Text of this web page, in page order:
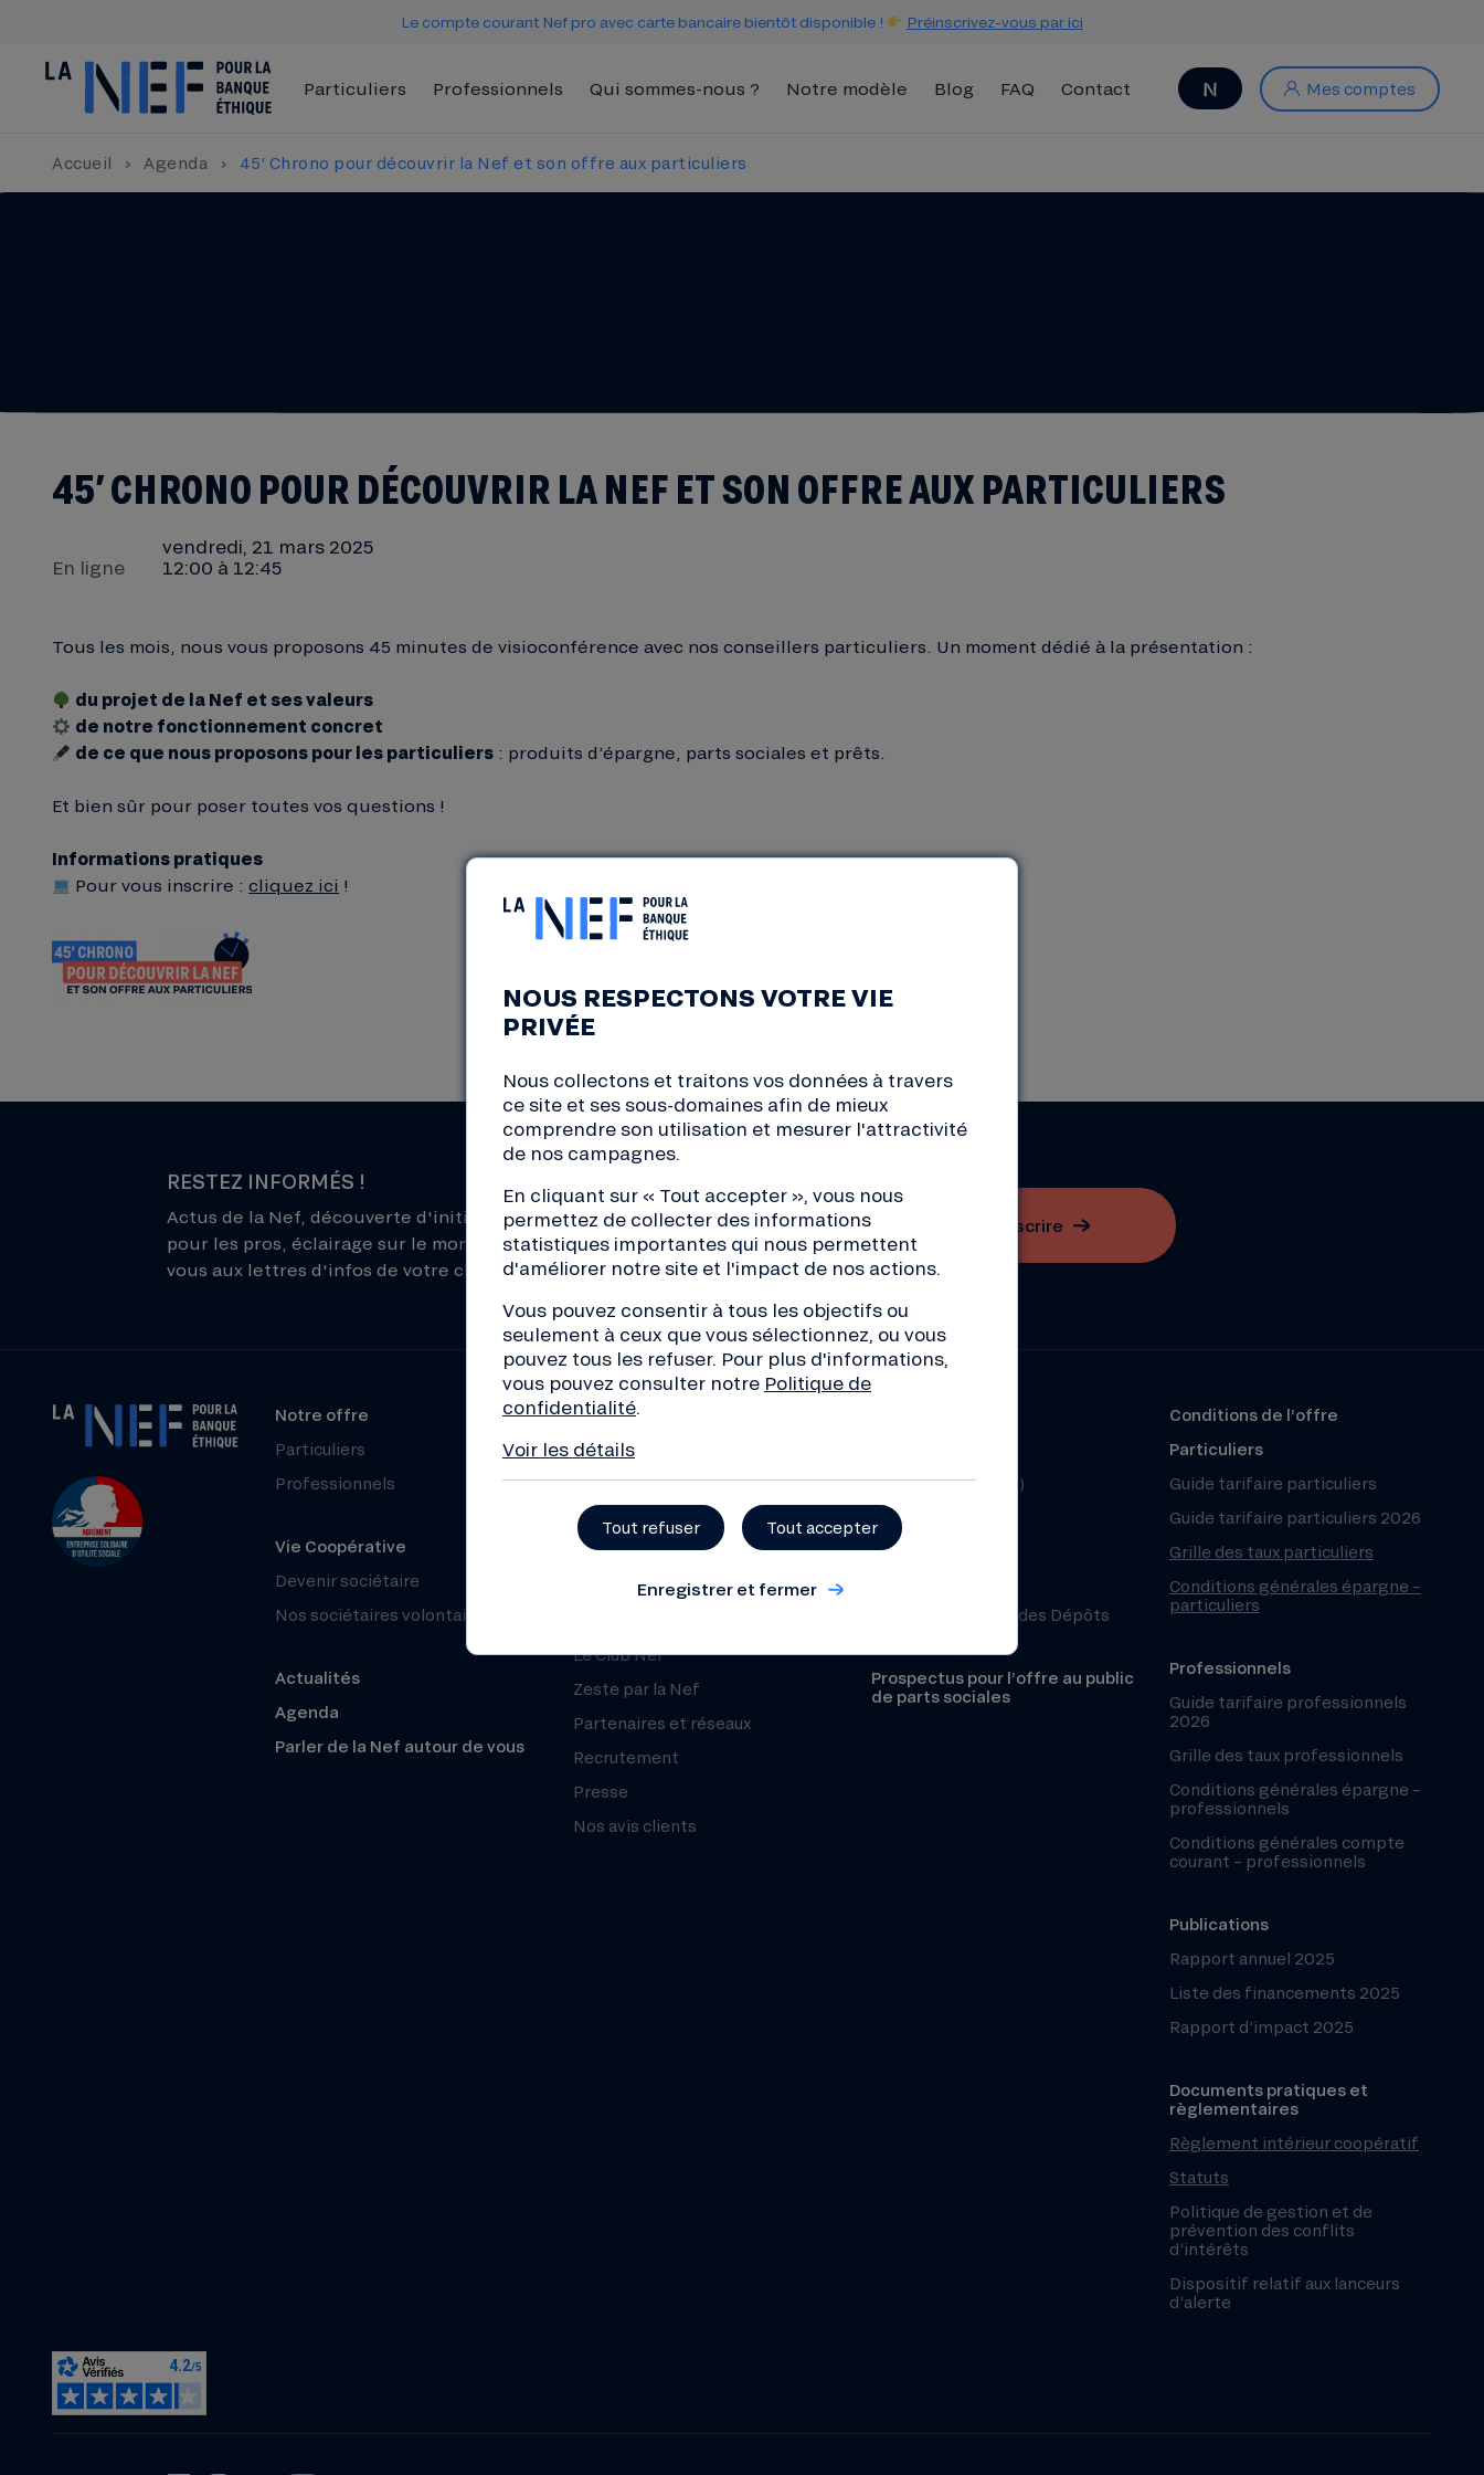
Le compte courant Nef pro avec carte bancaire bientôt disponible ! Préinscrivez-vous par ici
Mes comptes
Particuliers Professionnels Qui sommes-nous ? Notre modèle Blog FAQ Contact
Accueil › Agenda › 45′ Chrono pour découvrir la Nef et son offre aux particuliers
45′ CHRONO POUR DÉCOUVRIR LA NEF ET SON OFFRE AUX PARTICULIERS
En ligne
vendredi, 21 mars 2025
12:00 à 12:45
Tous les mois, nous vous proposons 45 minutes de visioconférence avec nos conseillers particuliers. Un moment dédié à la présentation :
du projet de la Nef et ses valeurs
de notre fonctionnement concret
de ce que nous proposons pour les particuliers : produits d’épargne, parts sociales et prêts.
Et bien sûr pour poser toutes vos questions !
Informations pratiques
Pour vous inscrire :cliquez ici !
RESTEZ INFORMÉS !
Actus de la Nef, découverte d'initiatives de la transition, conseils
pour les pros, éclairage sur le monde de la finance... Inscrivez-
vous aux lettres d'infos de votre choix !
S'inscrire
Notre offre
Particuliers
Professionnels
Vie Coopérative
Devenir sociétaire
Nos sociétaires volontaires
Actualités
Agenda
Parler de la Nef autour de vous
À propos
Qui sommes-nous ?
Projets financés
Organisation et équipe
Histoire
Chiffres clés
Le Club Nef
Zeste par la Nef
Partenaires et réseaux
Recrutement
Presse
Nos avis clients
Centre d’aide (FAQ)
Réclamation
Fonds de Garantie des Dépôts
Prospectus pour l’offre au public
de parts sociales
Conditions de l’offre
Particuliers
Guide tarifaire particuliers
Guide tarifaire particuliers 2026
Grille des taux particuliers
Conditions générales épargne –
particuliers
Professionnels
Guide tarifaire professionnels
2026
Grille des taux professionnels
Conditions générales épargne –
professionnels
Conditions générales compte
courant – professionnels
Publications
Rapport annuel 2025
Liste des financements 2025
Rapport d’impact 2025
Documents pratiques et
règlementaires
Règlement intérieur coopératif
Statuts
Politique de gestion et de
prévention des conflits
d’intérêts
Dispositif relatif aux lanceurs
d’alerte
NOUS RESPECTONS VOTRE VIE
PRIVÉE
Nous collectons et traitons vos données à travers
ce site et ses sous-domaines afin de mieux
comprendre son utilisation et mesurer l'attractivité
de nos campagnes.
En cliquant sur « Tout accepter », vous nous
permettez de collecter des informations
statistiques importantes qui nous permettent
d'améliorer notre site et l'impact de nos actions.
Vous pouvez consentir à tous les objectifs ou
seulement à ceux que vous sélectionnez, ou vous
pouvez tous les refuser. Pour plus d'informations,
vous pouvez consulter notre Politique de
confidentialité.
Voir les détails
Tout refuser Tout accepter
Enregistrer et fermer